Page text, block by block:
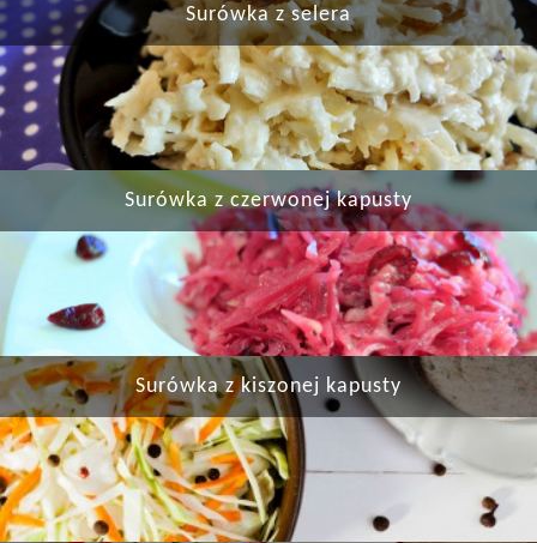
Surówka z selera
Surówka z czerwonej kapusty
Surówka z kiszonej kapusty